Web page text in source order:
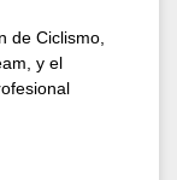
de Ciclismo,
y el